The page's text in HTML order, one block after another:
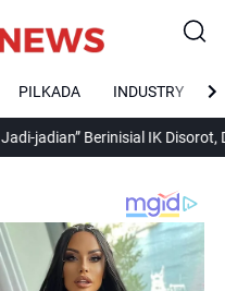
PILKADA INDUSTRY
Berinisial IK Disorot, Diduga